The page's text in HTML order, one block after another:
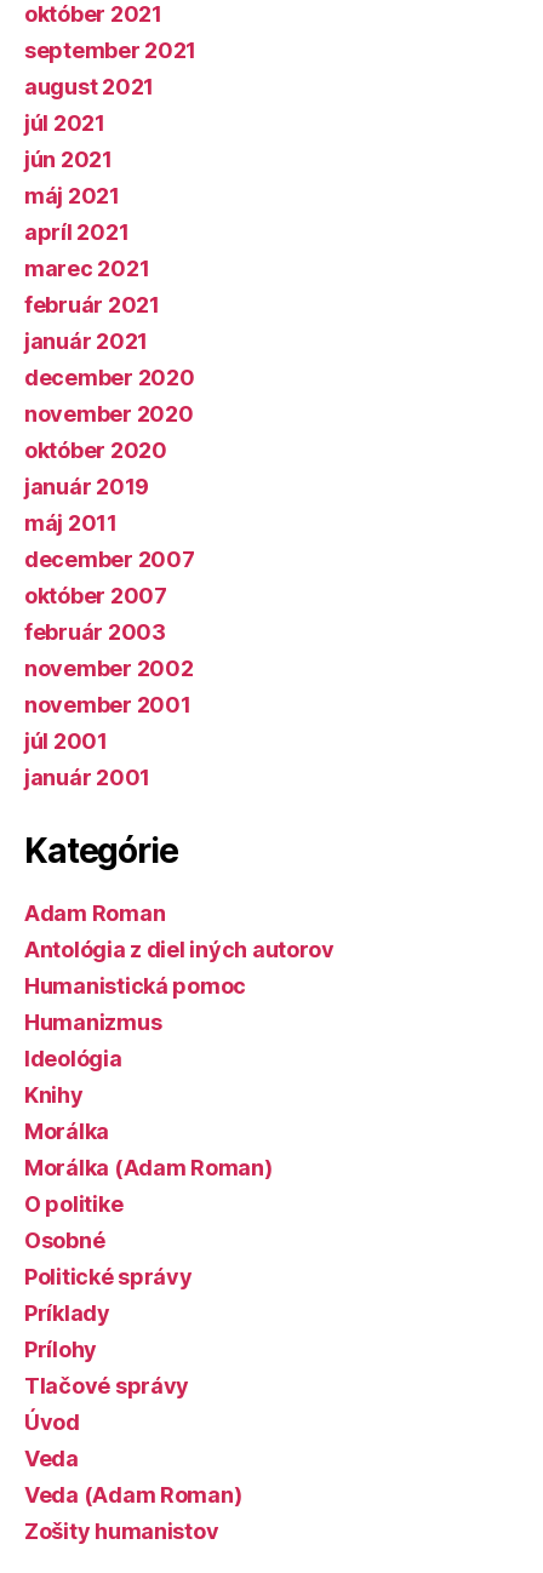
október 2021
september 2021
august 2021
júl 2021
jún 2021
máj 2021
apríl 2021
marec 2021
február 2021
január 2021
december 2020
november 2020
október 2020
január 2019
máj 2011
december 2007
október 2007
február 2003
november 2002
november 2001
júl 2001
január 2001
Kategórie
Adam Roman
Antológia z diel iných autorov
Humanistická pomoc
Humanizmus
Ideológia
Knihy
Morálka
Morálka (Adam Roman)
O politike
Osobné
Politické správy
Príklady
Prílohy
Tlačové správy
Úvod
Veda
Veda (Adam Roman)
Zošity humanistov